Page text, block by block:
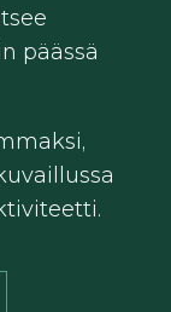
päässä